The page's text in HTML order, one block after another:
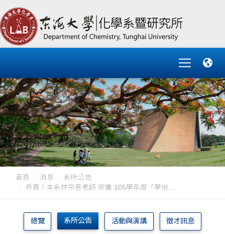
首頁 消息
系所公告
恭賀！本系林宗吾老師 榮獲 105學年度「學術....
總覽 系所公告 活動與演講 徵才訊息